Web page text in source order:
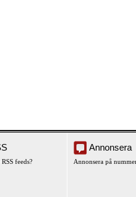
feeds?
Annonsera
Annonsera på